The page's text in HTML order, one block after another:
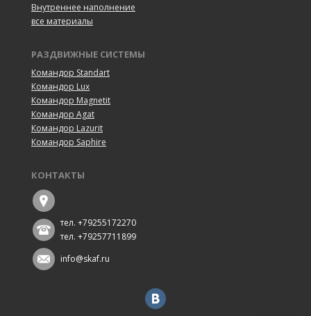
Внутреннее наполнение
все материалы
РАЗДВИЖНЫЕ СИСТЕМЫ
Командор Standart
Командор Lux
Командор Magnetit
Командор Agat
Командор Lazurit
Командор Saphire
КОНТАКТЫ
тел. +79255172270
тел. +79257711899
info@skaf.ru